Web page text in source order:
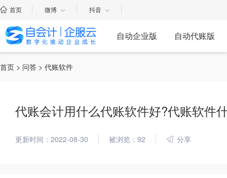
首页 微博 抖音
自动企业版 自动代账版
首页 > 问答 > 代账软件
代账会计用什么代账软件好?代账软件
更新时间：2022-08-30 被浏览：92 分享